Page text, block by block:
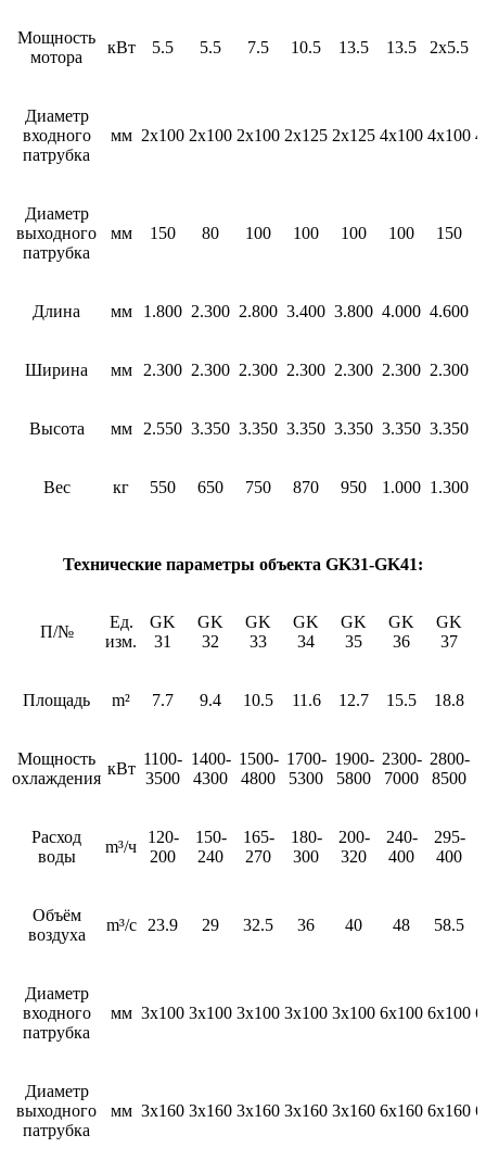
Мощность
мотора
кВт 5.5 5.5 7.5 10.5 13.5 13.5 2х5.5
Диаметр
входного
патрубка
мм 2х100 2х100 2х100 2х125 2х125 4х100 4х100
Диаметр
выходного
патрубка
мм 150 80 100 100 100 100 150
Длина мм 1.800 2.300 2.800 3.400 3.800 4.000 4.600
Ширина мм 2.300 2.300 2.300 2.300 2.300 2.300 2.300
Высота мм 2.550 3.350 3.350 3.350 3.350 3.350 3.350
Вес кг 550 650 750 870 950 1.000 1.300
Технические параметры объекта GK31-GK41:
П/№
Ед.
изм.
GK
31
GK
32
GK
33
GK
34
GK
35
GK
36
GK
37
Площадь m² 7.7 9.4 10.5 11.6 12.7 15.5 18.8
Мощность
охлаждения
кВт
1100-
3500
1400-
4300
1500-
4800
1700-
5300
1900-
5800
2300-
7000
2800-
8500
Расход
воды
m³/ч
120-
200
150-
240
165-
270
180-
300
200-
320
240-
400
295-
400
Объём
воздуха
m³/с 23.9 29 32.5 36 40 48 58.5
Диаметр
входного
патрубка
мм 3х100 3х100 3х100 3х100 3х100 6х100 6х100
Диаметр
выходного
патрубка
мм 3х160 3х160 3х160 3х160 3х160 6х160 6х160